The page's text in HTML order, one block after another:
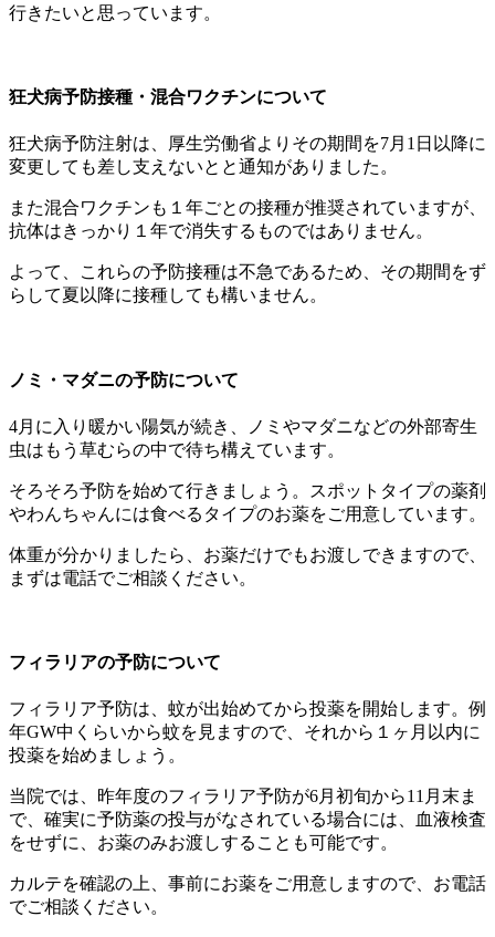
行きたいと思っています。
狂犬病予防接種・混合ワクチンについて
狂犬病予防注射は、厚生労働省よりその期間を7月1日以降に
変更しても差し支えないとと通知がありました。
また混合ワクチンも１年ごとの接種が推奨されていますが、
抗体はきっかり１年で消失するものではありません。
よって、これらの予防接種は不急であるため、その期間をず
らして夏以降に接種しても構いません。
ノミ・マダニの予防について
4月に入り暖かい陽気が続き、ノミやマダニなどの外部寄生
虫はもう草むらの中で待ち構えています。
そろそろ予防を始めて行きましょう。スポットタイプの薬剤
やわんちゃんには食べるタイプのお薬をご用意しています。
体重が分かりましたら、お薬だけでもお渡しできますので、
まずは電話でご相談ください。
フィラリアの予防について
フィラリア予防は、蚊が出始めてから投薬を開始します。例
年GW中くらいから蚊を見ますので、それから１ヶ月以内に
投薬を始めましょう。
当院では、昨年度のフィラリア予防が6月初旬から11月末ま
で、確実に予防薬の投与がなされている場合には、血液検査
をせずに、お薬のみお渡しすることも可能です。
カルテを確認の上、事前にお薬をご用意しますので、お電話
でご相談ください。